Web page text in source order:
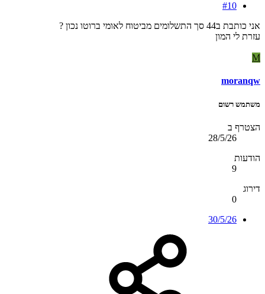
#10
אני כותבת ב44 סך התשלומים מביטוח לאומי ברוטו נכון ?
עזרת לי המון
M
moranqw
משתמש רשום
הצטרף ב
28/5/26
הודעות
9
דירוג
0
30/5/26